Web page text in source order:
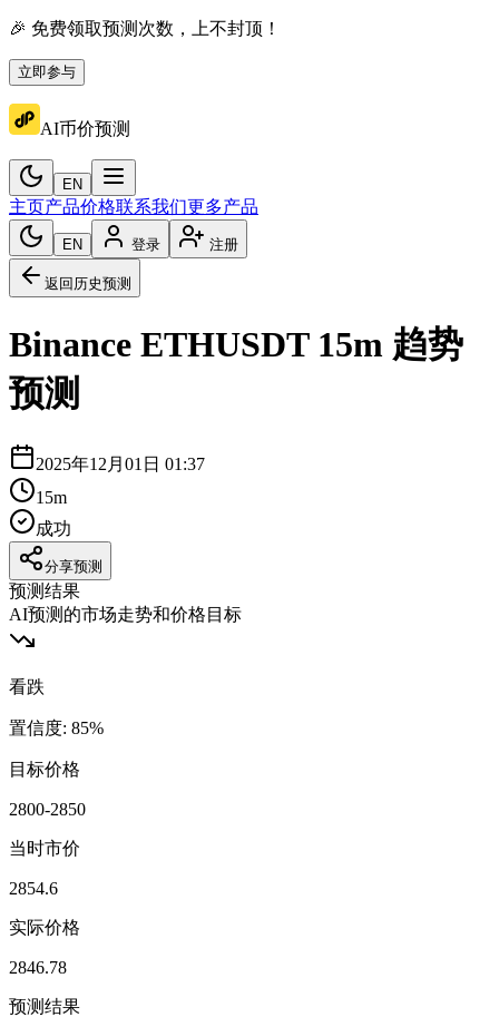
🎉 免费领取预测次数，上不封顶！
立即参与
AI币价预测
EN
主页产品价格联系我们更多产品
EN 登录 注册
返回历史预测
Binance ETHUSDT 15m 趋势
预测
2025年12月01日 01:37
15m
成功
分享预测
预测结果
AI预测的市场走势和价格目标
看跌
置信度: 85%
目标价格
2800-2850
当时市价
2854.6
实际价格
2846.78
预测结果